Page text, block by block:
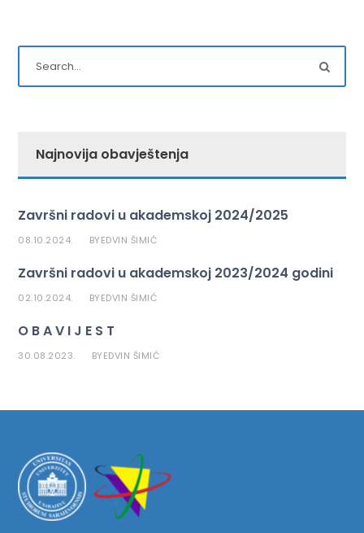
Najnovija obavještenja
Završni radovi u akademskoj 2024/2025
08.10.2024. BYEDVIN ŠIMIĆ
Završni radovi u akademskoj 2023/2024 godini
02.10.2024. BYEDVIN ŠIMIĆ
O B A V I J E S T
30.08.2023. BYEDVIN ŠIMIĆ